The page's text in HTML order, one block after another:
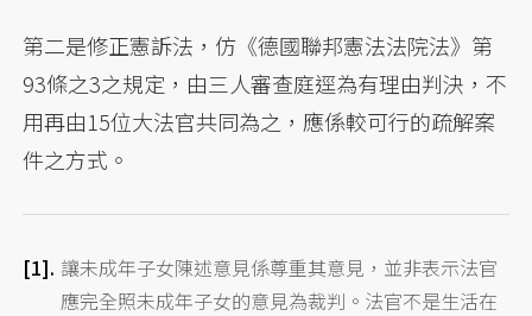
第二是修正憲訴法，仿《德國聯邦憲法法院法》第
93條之3之規定，由三人審查庭逕為有理由判決，不
用再由15位大法官共同為之，應係較可行的疏解案
件之方式。
讓未成年子女陳述意見係尊重其意見，並非表示法官
應完全照未成年子女的意見為裁判。法官不是生活在